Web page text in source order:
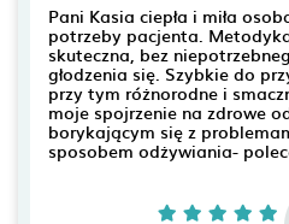
Pani Kasia ciepła i miła
potrzeby pacjenta.
skuteczna, bez
głodzenia się. Szybkie do
przy tym różnorodne i
moje spojrzenie na zdrowe
borykającym się z
sposobem odżywiania-